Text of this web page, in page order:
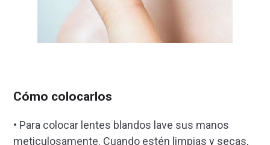
Cómo colocarlos
• Para colocar lentes blandos lave sus manos
meticulosamente. Cuando estén limpias y secas,